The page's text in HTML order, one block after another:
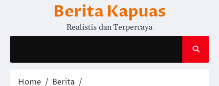
Berita Kapuas
Realistis dan Terpercaya
Home
Berita